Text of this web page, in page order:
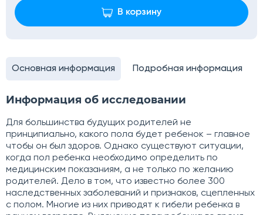
Основная информация Подробная информация
Информация об исследовании
Для большинства будущих родителей не
принципиально, какого пола будет ребенок – главное
чтобы он был здоров. Однако существуют ситуации,
когда пол ребенка необходимо определить по
медицинским показаниям, а не только по желанию
родителей. Дело в том, что известно более 300
наследственных заболеваний и признаков, сцепленных
с полом. Многие из них приводят к гибели ребенка в
В корзину